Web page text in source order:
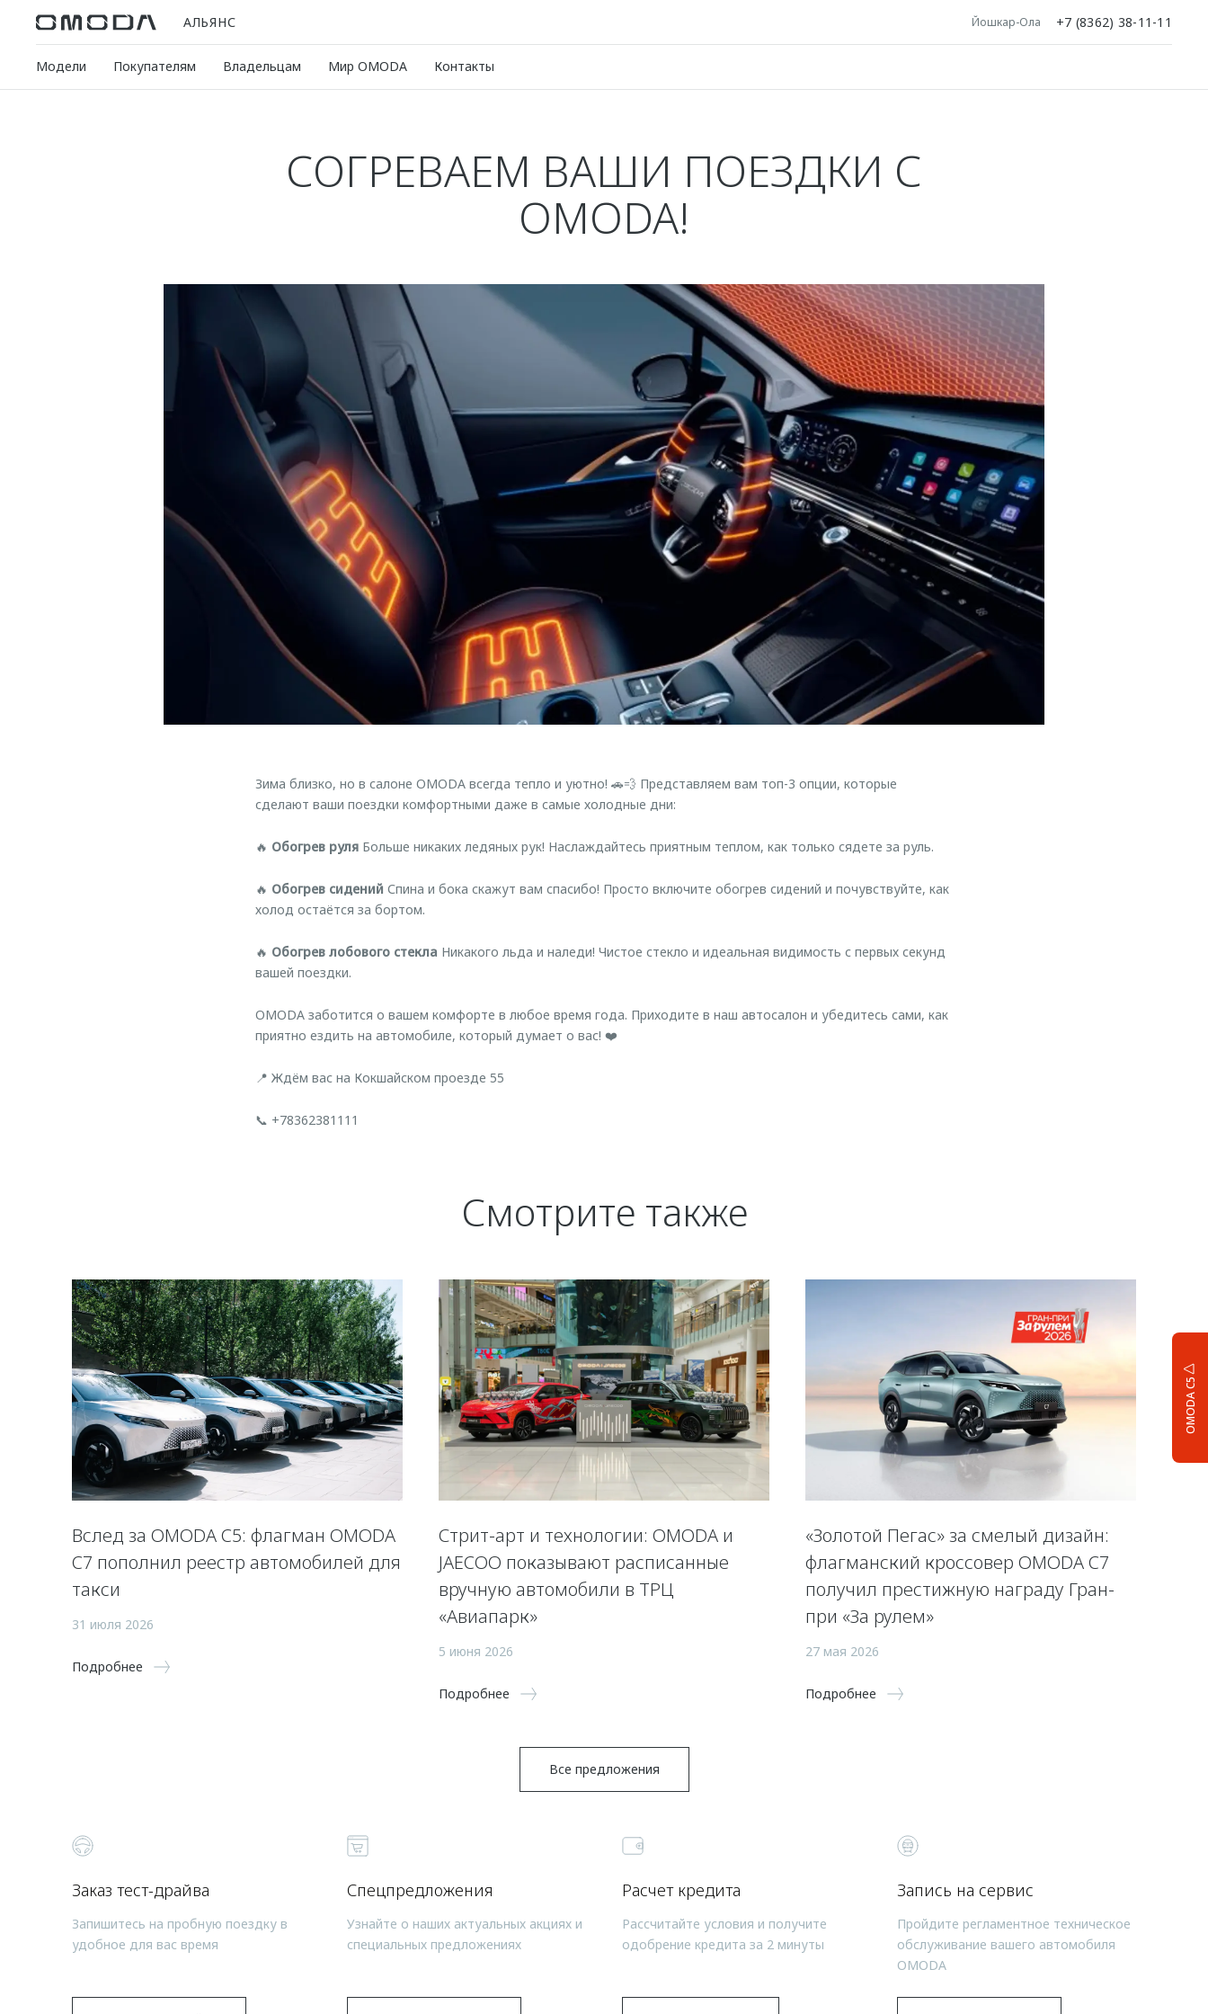
АЛЬЯНС Йошкар-Ола +7 (8362) 38-11-11
Модели Покупателям Владельцам Мир OMODA Контакты
OMODA C5
СОГРЕВАЕМ ВАШИ ПОЕЗДКИ С
OMODA!
Зима близко, но в салоне OMODA всегда тепло и уютно! 🚗💨 Представляем вам топ-3 опции, которые
сделают ваши поездки комфортными даже в самые холодные дни:
🔥 Обогрев руля Больше никаких ледяных рук! Наслаждайтесь приятным теплом, как только сядете за руль.
🔥 Обогрев сидений Спина и бока скажут вам спасибо! Просто включите обогрев сидений и почувствуйте, как
холод остаётся за бортом.
🔥 Обогрев лобового стекла Никакого льда и наледи! Чистое стекло и идеальная видимость с первых секунд
вашей поездки.
OMODA заботится о вашем комфорте в любое время года. Приходите в наш автосалон и убедитесь сами, как
приятно ездить на автомобиле, который думает о вас! ❤️
📍 Ждём вас на Кокшайском проезде 55
📞 +78362381111
Смотрите также
Вслед за OMODA C5: флагман OMODA
C7 пополнил реестр автомобилей для
такси
31 июля 2026
Подробнее
Стрит-арт и технологии: OMODA и
JAECOO показывают расписанные
вручную автомобили в ТРЦ
«Авиапарк»
5 июня 2026
Подробнее
«Золотой Пегас» за смелый дизайн:
флагманский кроссовер OMODA C7
получил престижную награду Гран-
при «За рулем»
27 мая 2026
Подробнее
Все предложения
Заказ тест-драйва
Запишитесь на пробную поездку в
удобное для вас время
Спецпредложения
Узнайте о наших актуальных акциях и
специальных предложениях
Расчет кредита
Рассчитайте условия и получите
одобрение кредита за 2 минуты
Запись на сервис
Пройдите регламентное техническое
обслуживание вашего автомобиля
OMODA